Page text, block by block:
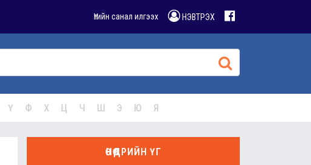
Үгийн санал илгээх НЭВТРЭХ
Ү Ф Х Ц Ч Ш Э Ю Я
ӨНӨӨДРИЙН ҮГ